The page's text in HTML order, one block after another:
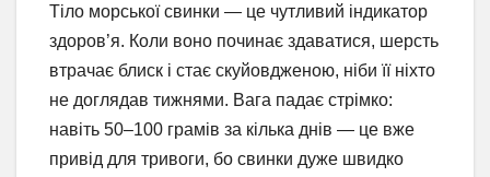
Тіло морської свинки — це чутливий індикатор
здоров’я. Коли воно починає здаватися, шерсть
втрачає блиск і стає скуйовдженою, ніби її ніхто
не доглядав тижнями. Вага падає стрімко:
навіть 50–100 грамів за кілька днів — це вже
привід для тривоги, бо свинки дуже швидко